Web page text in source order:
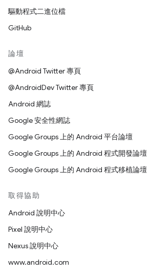
驅動程式二進位檔
GitHub
論壇
@Android Twitter 專頁
@AndroidDev Twitter 專頁
Android 網誌
Google 安全性網誌
Google Groups 上的 Android 平台論壇
Google Groups 上的 Android 程式開發論壇
Google Groups 上的 Android 程式移植論壇
取得協助
Android 說明中心
Pixel 說明中心
Nexus 說明中心
www.android.com